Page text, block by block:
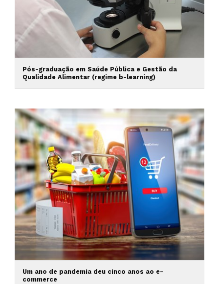
Pós-graduação em Saúde Pública e Gestão da
Qualidade Alimentar (regime b-learning)
Um ano de pandemia deu cinco anos ao e-
commerce